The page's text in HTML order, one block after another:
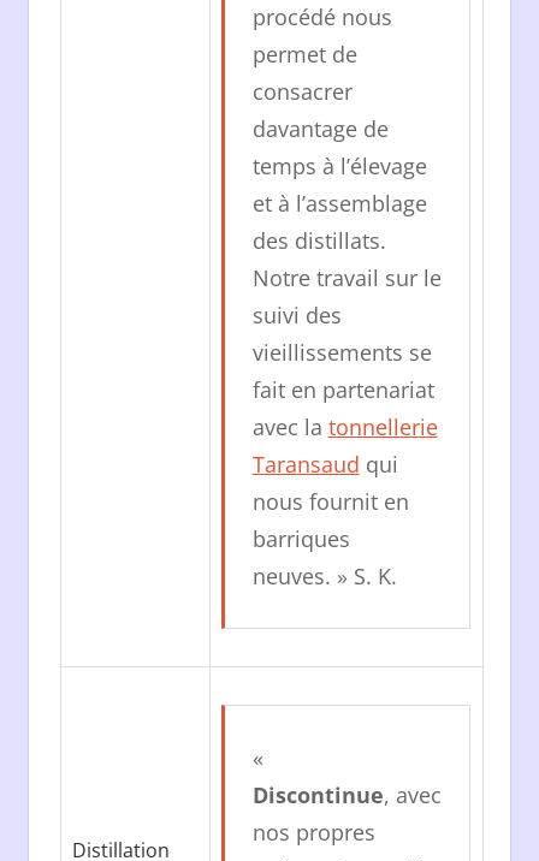
procédé nous
permet de
consacrer
davantage de
temps à l’élevage
et à l’assemblage
des distillats.
Notre travail sur le
suivi des
vieillissements se
fait en partenariat
avec la tonnellerie
Taransaud qui
nous fournit en
barriques
neuves. » S. K.
Distillation
«
Discontinue, avec
nos propres